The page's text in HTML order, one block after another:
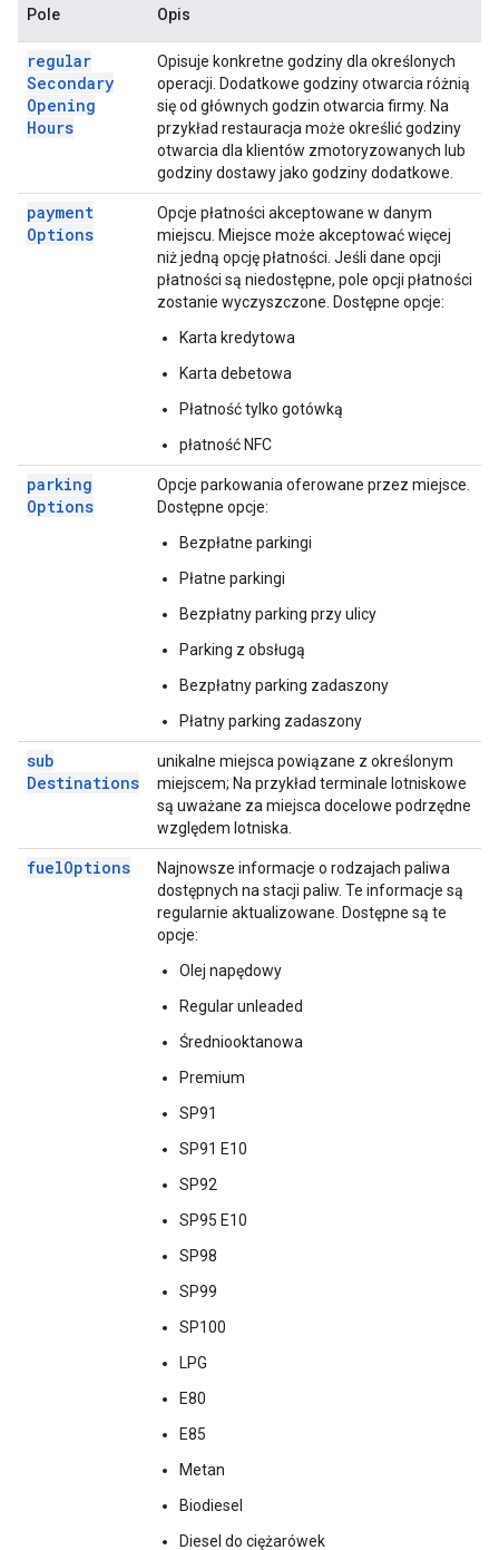
Pole Opis
regular
Secondary
Opening
Hours
Opisuje konkretne godziny dla określonych
operacji. Dodatkowe godziny otwarcia różnią
się od głównych godzin otwarcia firmy. Na
przykład restauracja może określić godziny
otwarcia dla klientów zmotoryzowanych lub
godziny dostawy jako godziny dodatkowe.
payment
Options
Opcje płatności akceptowane w danym
miejscu. Miejsce może akceptować więcej
niż jedną opcję płatności. Jeśli dane opcji
płatności są niedostępne, pole opcji płatności
zostanie wyczyszczone. Dostępne opcje:
Karta kredytowa
Karta debetowa
Płatność tylko gotówką
płatność NFC
parking
Options
Opcje parkowania oferowane przez miejsce.
Dostępne opcje:
Bezpłatne parkingi
Płatne parkingi
Bezpłatny parking przy ulicy
Parking z obsługą
Bezpłatny parking zadaszony
Płatny parking zadaszony
sub
Destinations
unikalne miejsca powiązane z określonym
miejscem; Na przykład terminale lotniskowe
są uważane za miejsca docelowe podrzędne
względem lotniska.
fuelOptions
Najnowsze informacje o rodzajach paliwa
dostępnych na stacji paliw. Te informacje są
regularnie aktualizowane. Dostępne są te
opcje:
Olej napędowy
Regular unleaded
Średniooktanowa
Premium
SP91
SP91 E10
SP92
SP95 E10
SP98
SP99
SP100
LPG
E80
E85
Metan
Biodiesel
Diesel do ciężarówek